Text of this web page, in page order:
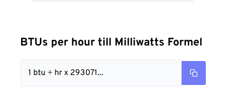
BTUs per hour till Milliwatts Formel
1 btu ÷ hr x 293071...